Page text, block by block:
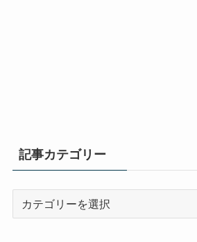
記事カテゴリー